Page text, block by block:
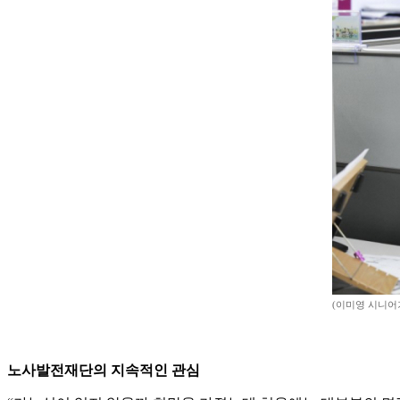
(이미영 시니어
노사발전재단의 지속적인 관심